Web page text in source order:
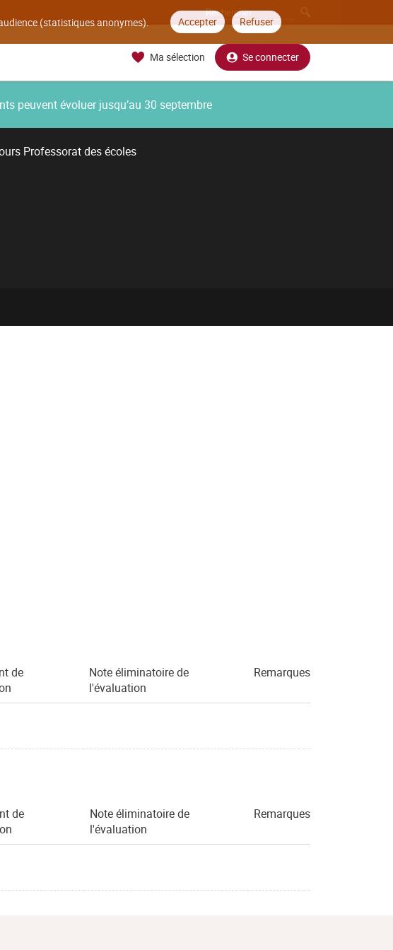
(statistiques anonymes). Accepter Refuser
Ma sélection Se connecter
peuvent évoluer jusqu’au 30 septembre
Professorat des écoles
de
Note éliminatoire de
l'évaluation
Remarques
de
Note éliminatoire de
l'évaluation
Remarques